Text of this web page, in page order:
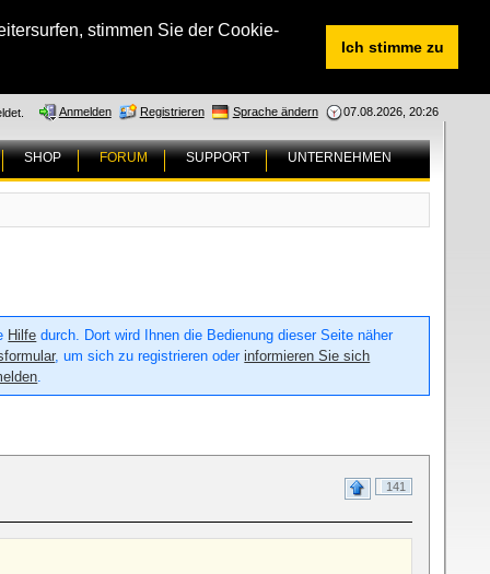
stimmen Sie der Cookie-
Ich stimme zu
07.08.2026, 20:26
Sprache ändern
Registrieren
Anmelden
SHOP FORUM SUPPORT UNTERNEHMEN
Hilfe durch. Dort wird Ihnen die Bedienung dieser Seite näher
, um sich zu registrieren oderinformieren Sie sich
.
141